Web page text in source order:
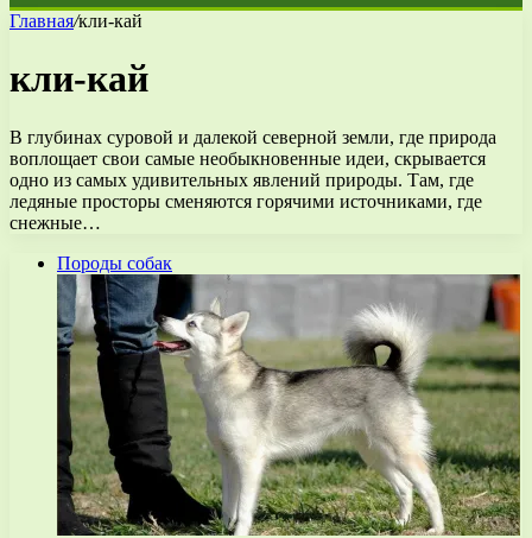
Главная/кли-кай
кли-кай
В глубинах суровой и далекой северной земли, где природа
воплощает свои самые необыкновенные идеи, скрывается
одно из самых удивительных явлений природы. Там, где
ледяные просторы сменяются горячими источниками, где
снежные…
Породы собак